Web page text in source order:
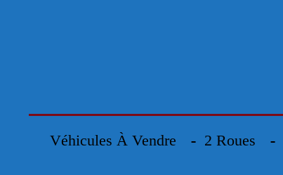
Véhicules À Vendre 2 Roues